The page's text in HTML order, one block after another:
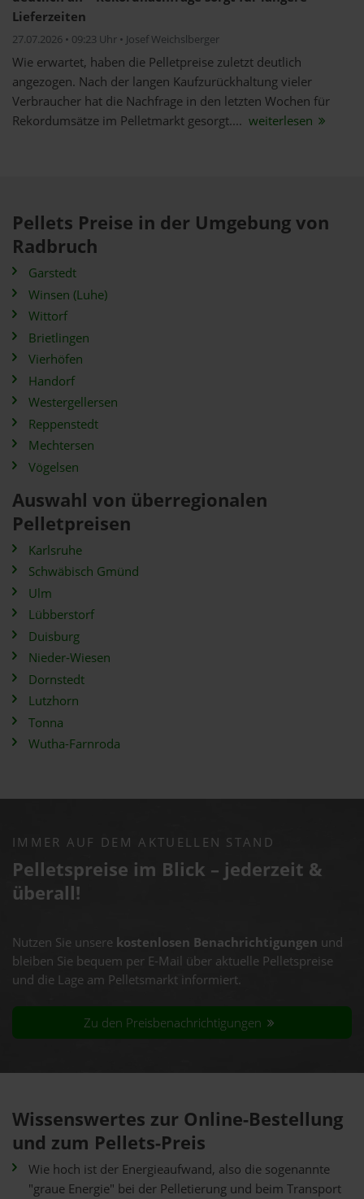
Lieferzeiten
27.07.2026 • 09:23 Uhr • Josef Weichslberger
Wie erwartet, haben die Pelletpreise zuletzt deutlich
angezogen. Nach der langen Kaufzurückhaltung vieler
Verbraucher hat die Nachfrage in den letzten Wochen für
Rekordumsätze im Pelletmarkt gesorgt.... weiterlesen
Pellets Preise in der Umgebung von
Radbruch
Garstedt
Winsen (Luhe)
Wittorf
Brietlingen
Vierhöfen
Handorf
Westergellersen
Reppenstedt
Mechtersen
Vögelsen
Auswahl von überregionalen
Pelletpreisen
Karlsruhe
Schwäbisch Gmünd
Ulm
Lübberstorf
Duisburg
Nieder-Wiesen
Dornstedt
Lutzhorn
Tonna
Wutha-Farnroda
IMMER AUF DEM AKTUELLEN STAND
Pelletspreise im Blick – jederzeit &
überall!
Nutzen Sie unsere kostenlosen Benachrichtigungen und
bleiben Sie bequem per E-Mail über aktuelle Pelletspreise
und die Lage am Pelletsmarkt informiert.
Zu den Preisbenachrichtigungen
Wissenswertes zur Online-Bestellung
und zum Pellets-Preis
Wie hoch ist der Energieaufwand, also die sogenannte
"graue Energie" bei der Pelletierung und beim Transport